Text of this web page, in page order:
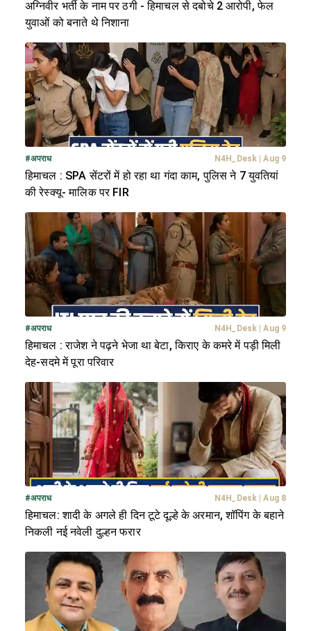
अग्निवीर भर्ती के नाम पर ठगी - हिमाचल से दबोचे 2 आरोपी, फेल
युवाओं को बनाते थे निशाना
#अपराध N4H_Desk Aug 9
हिमाचल : SPA सेंटरों में हो रहा था गंदा काम, पुलिस ने 7 युवतियां
की रेस्क्यू- मालिक पर FIR
#अपराध N4H_Desk Aug 9
हिमाचल : राजेश ने पढ़ने भेजा था बेटा, किराए के कमरे में पड़ी मिली
देह-सदमे में पूरा परिवार
#अपराध N4H_Desk Aug 8
हिमाचल: शादी के अगले ही दिन टूटे दूल्हे के अरमान, शॉपिंग के बहाने
निकली नई नवेली दुल्हन फरार